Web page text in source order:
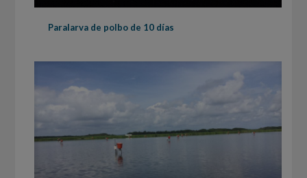
Paralarva de polbo de 10 días